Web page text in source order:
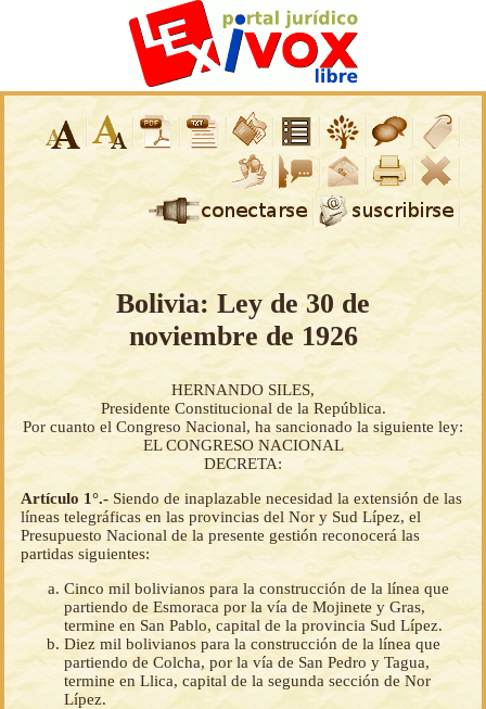
Bolivia: Ley de 30 de
noviembre de 1926
HERNANDO SILES,
Presidente Constitucional de la República.
Por cuanto el Congreso Nacional, ha sancionado la siguiente ley:
EL CONGRESO NACIONAL
DECRETA:
Artículo 1°.- Siendo de inaplazable necesidad la extensión de las
líneas telegráficas en las provincias del Nor y Sud Lípez, el
Presupuesto Nacional de la presente gestión reconocerá las
partidas siguientes:
Cinco mil bolivianos para la construcción de la línea que
partiendo de Esmoraca por la vía de Mojinete y Gras,
termine en San Pablo, capital de la provincia Sud Lípez.
Diez mil bolivianos para la construcción de la línea que
partiendo de Colcha, por la vía de San Pedro y Tagua,
termine en Llica, capital de la segunda sección de Nor
Lípez.